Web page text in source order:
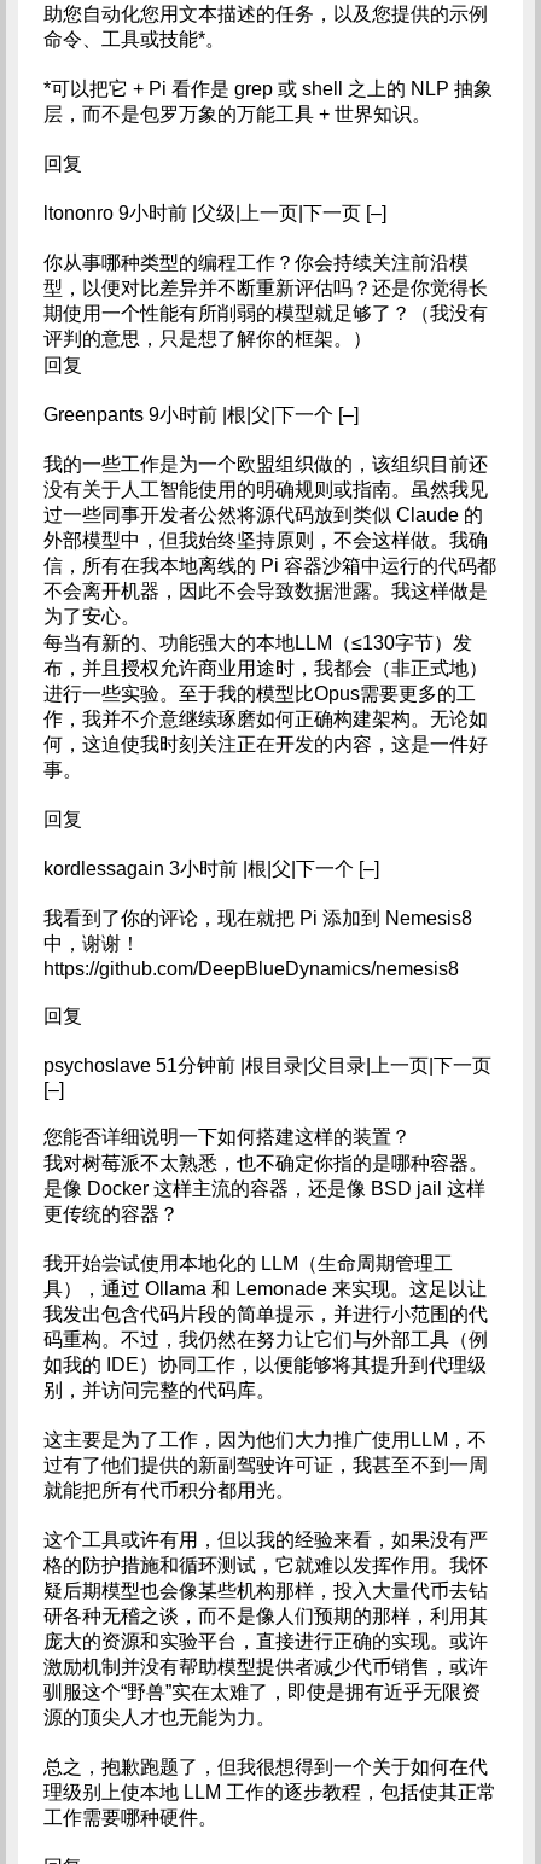
助您自动化您用文本描述的任务，以及您提供的示例
命令、工具或技能*。
*可以把它 + Pi 看作是 grep 或 shell 之上的 NLP 抽象
层，而不是包罗万象的万能工具 + 世界知识。
回复
ltononro 9小时前 |父级|上一页|下一页 [–]
你从事哪种类型的编程工作？你会持续关注前沿模
型，以便对比差异并不断重新评估吗？还是你觉得长
期使用一个性能有所削弱的模型就足够了？（我没有
评判的意思，只是想了解你的框架。）
回复
Greenpants 9小时前 |根|父|下一个 [–]
我的一些工作是为一个欧盟​​组织做的，该组织目前还
没有关于人工智能使用的明确规则或指南。虽然我见
过一些同事开发者公然将源代码放到类似 Claude 的
外部模型中，但我始终坚持原则，不会这样做。我确
信，所有在我本地离线的 Pi 容器沙箱中运行的代码都
不会离开机器，因此不会导致数据泄露。我这样做是
为了安心。
每当有新的、功能强大的本地LLM（≤130字节）发
布，并且授权允许商业用途时，我都会（非正式地）
进行一些实验。至于我的模型比Opus需要更多的工
作，我并不介意继续琢磨如何正确构建架构。无论如
何，这迫使我时刻关注正在开发的内容，这是一件好
事。
回复
kordlessagain 3小时前 |根|父|下一个 [–]
我看到了你的评论，现在就把 Pi 添加到 Nemesis8
中，谢谢！
https://github.com/DeepBlueDynamics/nemesis8
回复
psychoslave 51分钟前 |根目录|父目录|上一页|下一页
[–]
您能否详细说明一下如何搭建这样的装置？
我对树莓派不太熟悉，也不确定你指的是哪种容器。
是像 Docker 这样主流的容器，还是像 BSD jail 这样
更传统的容器？
我开始尝试使用本地化的 LLM（生命周期管理工
具），通过 Ollama 和 Lemonade 来实现。这足以让
我发出包含代码片段的简单提示，并进行小范围的代
码重构。不过，我仍然在努力让它们与外部工具（例
如我的 IDE）协同工作，以便能够将其提升到代理级
别，并访问完整的代码库。
这主要是为了工作，因为他们大力推广使用LLM，不
过有了他们提供的新副驾驶许可证，我甚至不到一周
就能把所有代币积分都用光。
这个工具或许有用，但以我的经验来看，如果没有严
格的防护措施和循环测试，它就难以发挥作用。我怀
疑后期模型也会像某些机构那样，投入大量代币去钻
研各种无稽之谈，而不是像人们预期的那样，利用其
庞大的资源和实验平台，直接进行正确的实现。或许
激励机制并没有帮助模型提供者减少代币销售，或许
驯服这个“野兽”实在太难了，即使是拥有近乎无限资
源的顶尖人才也无能为力。
总之，抱歉跑题了，但我很想得到一个关于如何在代
理级别上使本地 LLM 工作的逐步教程，包括使其正常
工作需要哪种硬件。